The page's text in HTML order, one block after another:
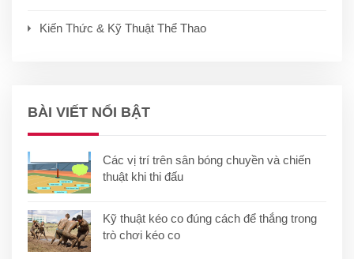
Kiến Thức & Kỹ Thuật Thể Thao
BÀI VIẾT NỔI BẬT
Các vị trí trên sân bóng chuyền và chiến
thuật khi thi đấu
Kỹ thuật kéo co đúng cách để thắng trong
trò chơi kéo co